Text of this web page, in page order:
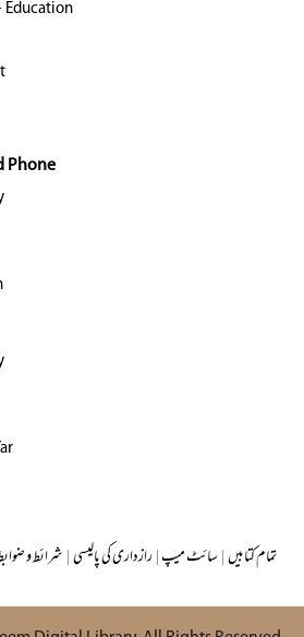
Education
Phone
شرائط و|رازداری کی پالیسی|سائٹ میپ|تمام کتابیں